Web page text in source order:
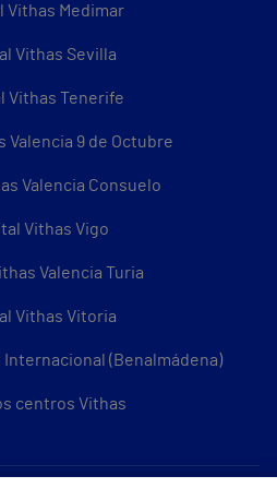
Vithas Medimar
Vithas Sevilla
Vithas Tenerife
Valencia 9 de Octubre
Valencia Consuelo
Vithas Vigo
Valencia Turia
Vithas Vitoria
(Benalmádena)
centros Vithas